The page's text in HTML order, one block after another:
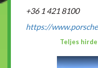
+36 1 421 8100
https://
Teljes